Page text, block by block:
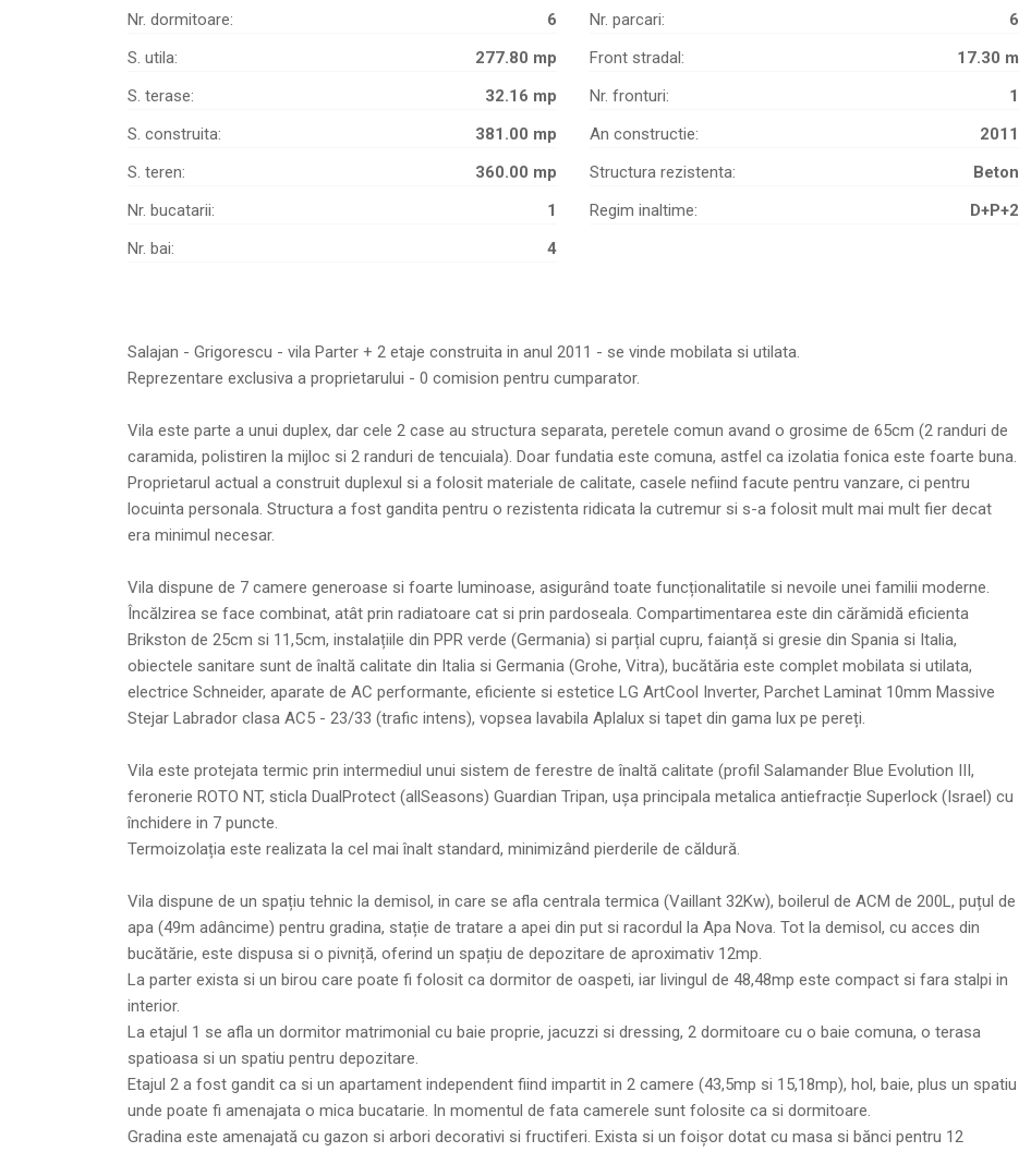
Nr. dormitoare:
6
S. utila:
277.80 mp
S. terase:
32.16 mp
S. construita:
381.00 mp
S. teren:
360.00 mp
Nr. bucatarii:
1
Nr. bai:
4
Nr. parcari:
6
Front stradal:
17.30 m
Nr. fronturi:
1
An constructie:
2011
Structura rezistenta:
Beton
Regim inaltime:
D+P+2
Salajan - Grigorescu - vila Parter + 2 etaje construita in anul 2011 - se vinde mobilata si utilata.
Reprezentare exclusiva a proprietarului - 0 comision pentru cumparator.
Vila este parte a unui duplex, dar cele 2 case au structura separata, peretele comun avand o grosime de 65cm (2 randuri de
caramida, polistiren la mijloc si 2 randuri de tencuiala). Doar fundatia este comuna, astfel ca izolatia fonica este foarte buna.
Proprietarul actual a construit duplexul si a folosit materiale de calitate, casele nefiind facute pentru vanzare, ci pentru
locuinta personala. Structura a fost gandita pentru o rezistenta ridicata la cutremur si s-a folosit mult mai mult fier decat
era minimul necesar.
Vila dispune de 7 camere generoase si foarte luminoase, asigurând toate funcționalitatile si nevoile unei familii moderne.
Încălzirea se face combinat, atât prin radiatoare cat si prin pardoseala. Compartimentarea este din cărămidă eficienta
Brikston de 25cm si 11,5cm, instalațiile din PPR verde (Germania) si parțial cupru, faianță si gresie din Spania si Italia,
obiectele sanitare sunt de înaltă calitate din Italia si Germania (Grohe, Vitra), bucătăria este complet mobilata si utilata,
electrice Schneider, aparate de AC performante, eficiente si estetice LG ArtCool Inverter, Parchet Laminat 10mm Massive
Stejar Labrador clasa AC5 - 23/33 (trafic intens), vopsea lavabila Aplalux si tapet din gama lux pe pereți.
Vila este protejata termic prin intermediul unui sistem de ferestre de înaltă calitate (profil Salamander Blue Evolution III,
feronerie ROTO NT, sticla DualProtect (allSeasons) Guardian Tripan, ușa principala metalica antiefracție Superlock (Israel) cu
închidere in 7 puncte.
Termoizolația este realizata la cel mai înalt standard, minimizând pierderile de căldură.
Vila dispune de un spațiu tehnic la demisol, in care se afla centrala termica (Vaillant 32Kw), boilerul de ACM de 200L, puțul de
apa (49m adâncime) pentru gradina, stație de tratare a apei din put si racordul la Apa Nova. Tot la demisol, cu acces din
bucătărie, este dispusa si o pivniță, oferind un spațiu de depozitare de aproximativ 12mp.
La parter exista si un birou care poate fi folosit ca dormitor de oaspeti, iar livingul de 48,48mp este compact si fara stalpi in
interior.
La etajul 1 se afla un dormitor matrimonial cu baie proprie, jacuzzi si dressing, 2 dormitoare cu o baie comuna, o terasa
spatioasa si un spatiu pentru depozitare.
Etajul 2 a fost gandit ca si un apartament independent fiind impartit in 2 camere (43,5mp si 15,18mp), hol, baie, plus un spatiu
unde poate fi amenajata o mica bucatarie. In momentul de fata camerele sunt folosite ca si dormitoare.
Gradina este amenajată cu gazon si arbori decorativi si fructiferi. Exista si un foișor dotat cu masa si bănci pentru 12